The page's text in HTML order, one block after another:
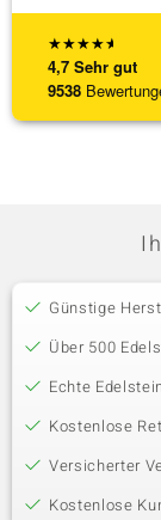
★★★★★
4,7 Sehr gut
9538
Günstige
Über 500
Echte
Kostenlose
Versicherter
Kostenlose